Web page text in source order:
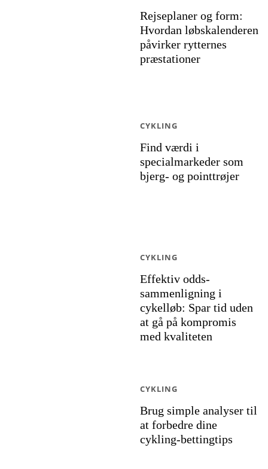
Rejseplaner og form:
Hvordan løbskalenderen
påvirker rytternes
præstationer
Find værdi i
specialmarkeder som
bjerg- og pointtrøjer
CYKLING
Effektiv odds-
sammenligning i
cykelløb: Spar tid uden
at gå på kompromis
med kvaliteten
CYKLING
Brug simple analyser til
at forbedre dine
cykling-bettingtips
CYKLING